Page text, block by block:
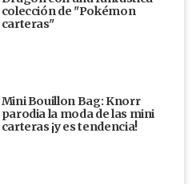
colección de "Pokémon
carteras"
Mini Bouillon Bag: Knorr
parodia la moda de las mini
carteras ¡y es tendencia!